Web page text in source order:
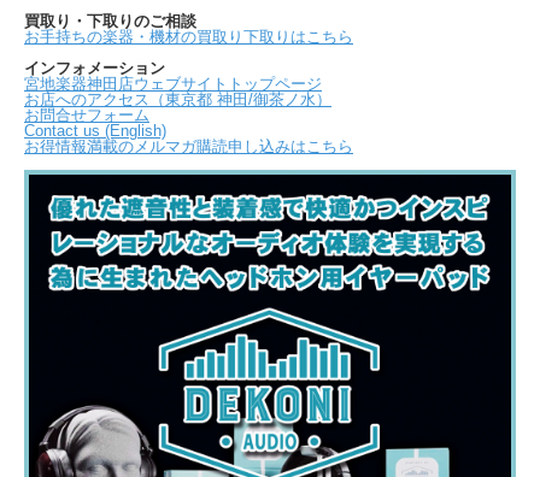
買取り・下取りのご相談
お手持ちの楽器・機材の買取り下取りはこちら
インフォメーション
宮地楽器神田店ウェブサイトトップページ
お店へのアクセス（東京都 神田/御茶ノ水）
お問合せフォーム
Contact us (English)
お得情報満載のメルマガ購読申し込みはこちら